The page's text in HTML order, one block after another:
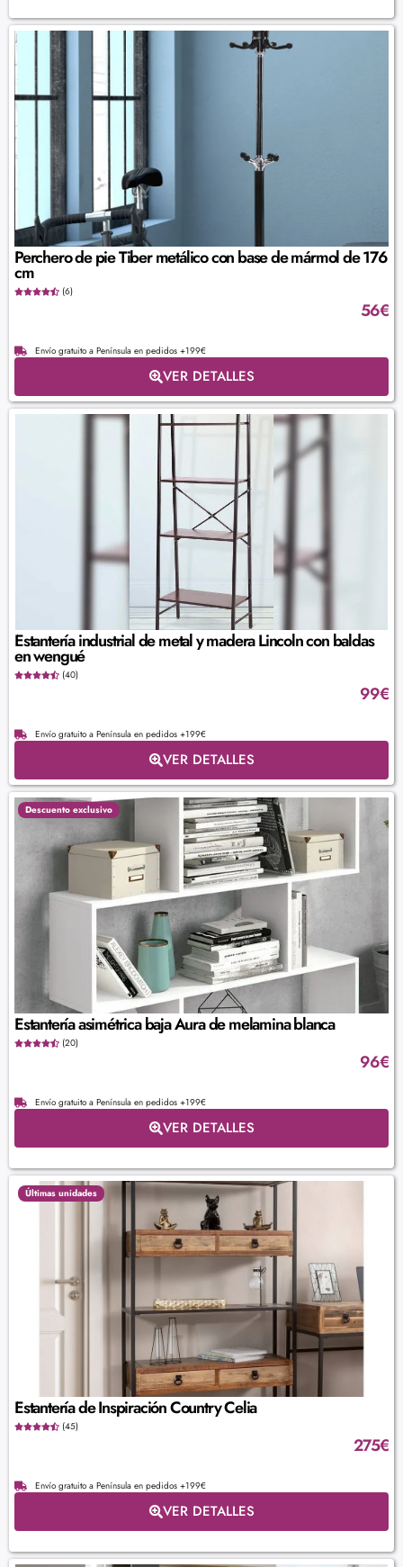
Perchero de pie Tiber metálico con base de mármol de 176
cm
(6)
56€
Envío gratuito a Península en pedidos +199€
VER DETALLES
Estantería industrial de metal y madera Lincoln con baldas
en wengué
(40)
99€
Envío gratuito a Península en pedidos +199€
VER DETALLES
Descuento exclusivo
Estantería asimétrica baja Aura de melamina blanca
(20)
96€
Envío gratuito a Península en pedidos +199€
VER DETALLES
Últimas unidades
Estantería de Inspiración Country Celia
(45)
275€
Envío gratuito a Península en pedidos +199€
VER DETALLES